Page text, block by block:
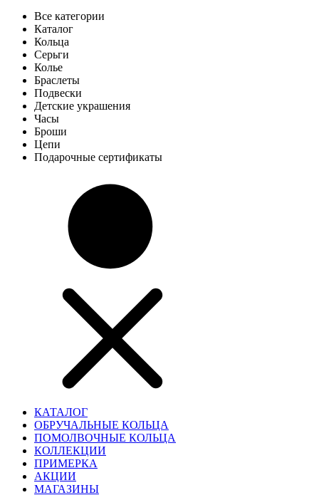
Все категории
Каталог
Кольца
Серьги
Колье
Браслеты
Подвески
Детские украшения
Часы
Броши
Цепи
Подарочные сертификаты
КАТАЛОГ
ОБРУЧАЛЬНЫЕ КОЛЬЦА
ПОМОЛВОЧНЫЕ КОЛЬЦА
КОЛЛЕКЦИИ
ПРИМЕРКА
АКЦИИ
МАГАЗИНЫ